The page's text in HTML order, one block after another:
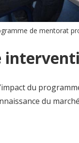
de mentorat
du
du